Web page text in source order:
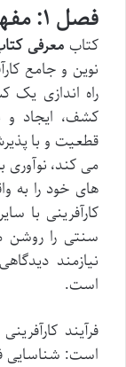
فصل ۱: مفهوم کارآفرینی و فرآیند آن
کتاب معرفی
نوین و جامع
راه اندازی یک
کشف، ایجاد و
قطعیت و با
می کند، نوآوری
های خود را به
کارآفرینی با
سنتی را روشن
نیازمند
است.
فرآیند
است: شناسایی